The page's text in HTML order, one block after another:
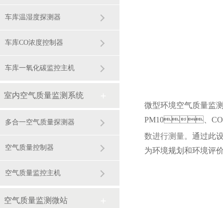
车库温湿度探测器
车库CO浓度控制器
车库一氧化碳监控主机
室内空气质量监测系统
多合一空气质量探测器
空气质量控制器
空气质量监控主机
空气质量监测微站
微型环境空气质量监
PM10、
数进行测量。 通过此设
为环境规划和环境评价